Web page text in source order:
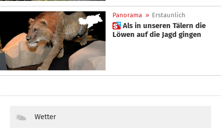
Panorama » Erstaunlich
 Als in unseren Tälern die
Löwen auf die Jagd gingen
Wetter